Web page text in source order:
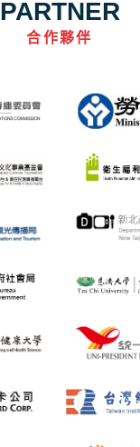
PARTNER
合作夥伴